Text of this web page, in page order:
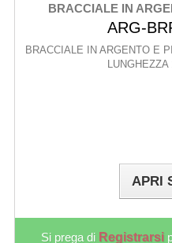
BRACCIALE IN
ARG-
BRACCIALE IN ARGENTO E
APRI
Si prega di Registrarsi